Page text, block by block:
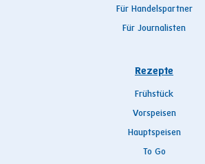
Für Handelspartner
Für Journalisten
Rezepte
Frühstück
Vorspeisen
Hauptspeisen
To Go